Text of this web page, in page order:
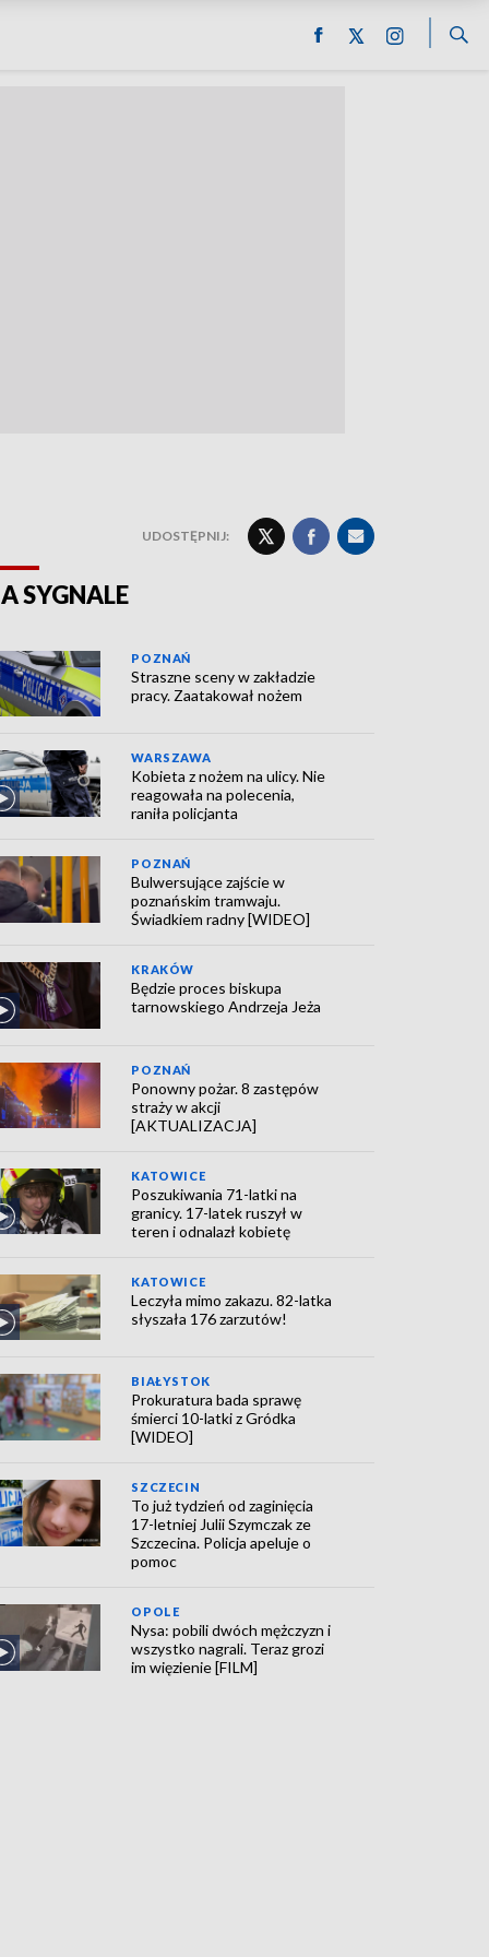
UDOSTĘPNIJ:
SYGNALE
POZNAŃ
Straszne sceny w zakładzie
pracy. Zaatakował nożem
WARSZAWA
Kobieta z nożem na ulicy. Nie
reagowała na polecenia,
raniła policjanta
POZNAŃ
Bulwersujące zajście w
poznańskim tramwaju.
Świadkiem radny [WIDEO]
KRAKÓW
Będzie proces biskupa
tarnowskiego Andrzeja Jeża
POZNAŃ
Ponowny pożar. 8 zastępów
straży w akcji
[AKTUALIZACJA]
KATOWICE
Poszukiwania 71-latki na
granicy. 17-latek ruszył w
teren i odnalazł kobietę
KATOWICE
Leczyła mimo zakazu. 82-latka
słyszała 176 zarzutów!
BIAŁYSTOK
Prokuratura bada sprawę
śmierci 10-latki z Gródka
[WIDEO]
SZCZECIN
To już tydzień od zaginięcia
17-letniej Julii Szymczak ze
Szczecina. Policja apeluje o
pomoc
OPOLE
Nysa: pobili dwóch mężczyzn i
wszystko nagrali. Teraz grozi
im więzienie [FILM]